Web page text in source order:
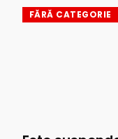
FĂRĂ CATEGORIE